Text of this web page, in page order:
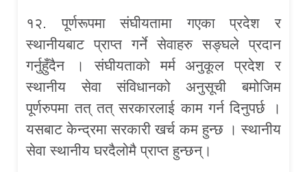
१२. पूर्णरूपमा संघीयतामा गएका प्रदेश र
स्थानीयबाट प्राप्त गर्ने सेवाहरु सङ्घले प्रदान
गर्नुहुँदैन । संघीयताको मर्म अनुकूल प्रदेश र
स्थानीय सेवा संविधानको अनुसूची बमोजिम
पूर्णरुपमा तत् तत् सरकारलाई काम गर्न दिनुपर्छ ।
यसबाट केन्द्रमा सरकारी खर्च कम हुन्छ । स्थानीय
सेवा स्थानीय घरदैलोमै प्राप्त हुन्छन्।